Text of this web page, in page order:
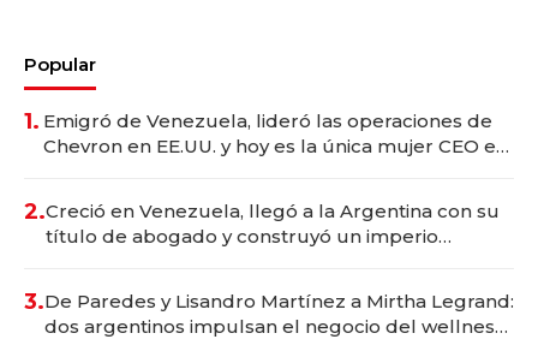
Popular
1. Emigró de Venezuela, lideró las operaciones de
Chevron en EE.UU. y hoy es la única mujer CEO en
2.Creció en Venezuela, llegó a la Argentina con su
título de abogado y construyó un imperio
3.De Paredes y Lisandro Martínez a Mirtha Legrand:
dos argentinos impulsan el negocio del wellness